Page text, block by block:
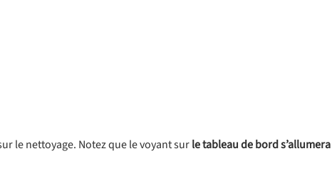
le nettoyage. Notez que le voyant surle tableau de bord s’allumera